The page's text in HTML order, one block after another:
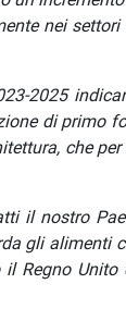
nei settori
2025
di primo
che
il nostro
gli alimenti
Regno Unito